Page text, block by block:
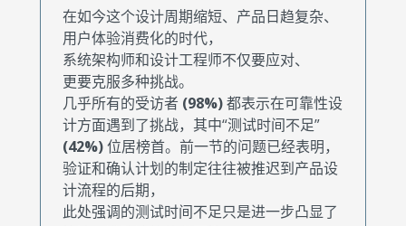
在如今这个设计周期缩短、产品日趋复杂、
用户体验消费化的时代，
系统架构师和设计工程师不仅要应对、
更要克服多种挑战。
几乎所有的受访者 (98%)都表示在可靠性设
计方面遇到了挑战，其中“测试时间不足”
(42%)位居榜首。前一节的问题已经表明，
验证和确认计划的制定往往被推迟到产品设
计流程的后期，
此处强调的测试时间不足只是进一步凸显了